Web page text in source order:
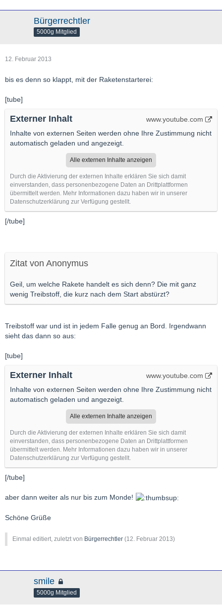
Bürgerrechtler
5000g Mitglied
12. Februar 2013
bis es denn so klappt, mit der Raketenstarterei:
[tube]
Externer Inhalt
www.youtube.com
Inhalte von externen Seiten werden ohne Ihre Zustimmung nicht
automatisch geladen und angezeigt.
Alle externen Inhalte anzeigen
Durch die Aktivierung der externen Inhalte erklären Sie sich damit
einverstanden, dass personenbezogene Daten an Drittplattformen
übermittelt werden. Mehr Informationen dazu haben wir in unserer
Datenschutzerklärung zur Verfügung gestellt.
[/tube]
Zitat von Anonymus
Geil, um welche Rakete handelt es sich denn? Die mit ganz
wenig Treibstoff, die kurz nach dem Start abstürzt?
Treibstoff war und ist in jedem Falle genug an Bord. Irgendwann
sieht das dann so aus:
[tube]
Externer Inhalt
www.youtube.com
Inhalte von externen Seiten werden ohne Ihre Zustimmung nicht
automatisch geladen und angezeigt.
Alle externen Inhalte anzeigen
Durch die Aktivierung der externen Inhalte erklären Sie sich damit
einverstanden, dass personenbezogene Daten an Drittplattformen
übermittelt werden. Mehr Informationen dazu haben wir in unserer
Datenschutzerklärung zur Verfügung gestellt.
[/tube]
aber dann weiter als nur bis zum Monde!
Schöne Grüße
Einmal editiert, zuletzt von Bürgerrechtler (12. Februar 2013)
smile
5000g Mitglied